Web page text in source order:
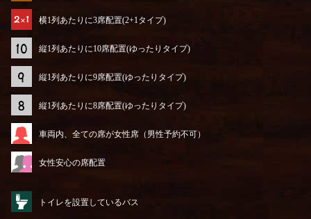
横1列あたりに3席配置(2+1タイプ)
縦1列あたりに10席配置(ゆったりタイプ)
縦1列あたりに9席配置(ゆったりタイプ)
縦1列あたりに8席配置(ゆったりタイプ)
車両内、全ての席が女性席（男性予約不可）
女性安心の席配置
トイレを設置しているバス